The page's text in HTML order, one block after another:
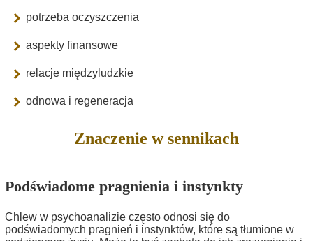
potrzeba oczyszczenia
aspekty finansowe
relacje międzyludzkie
odnowa i regeneracja
Znaczenie w sennikach
Podświadome pragnienia i instynkty
Chlew w psychoanalizie często odnosi się do
podświadomych pragnień i instynktów, które są tłumione w